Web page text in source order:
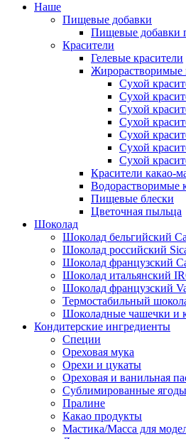
Наше
Пищевые добавки
Пищевые добавки
Красители
Гелевые красители
Жирорастворимые
Сухой
Сухой
Сухой
Сухой
Сухой
Сухой
Сухой
Красители какао-
Водорастворимые
Пищевые блески
Цветочная пыльца
Шоколад
Шоколад бельгийский
Шоколад российский
Шоколад французский
Шоколад итальянский
Шоколад французский
Термостабильный
Шоколадные чашечки и
Кондитерские ингредиенты
Специи
Ореховая мука
Орехи и цукаты
Ореховая и ванильная
Сублимированные
Пралине
Какао продукты
Мастика/Масса для